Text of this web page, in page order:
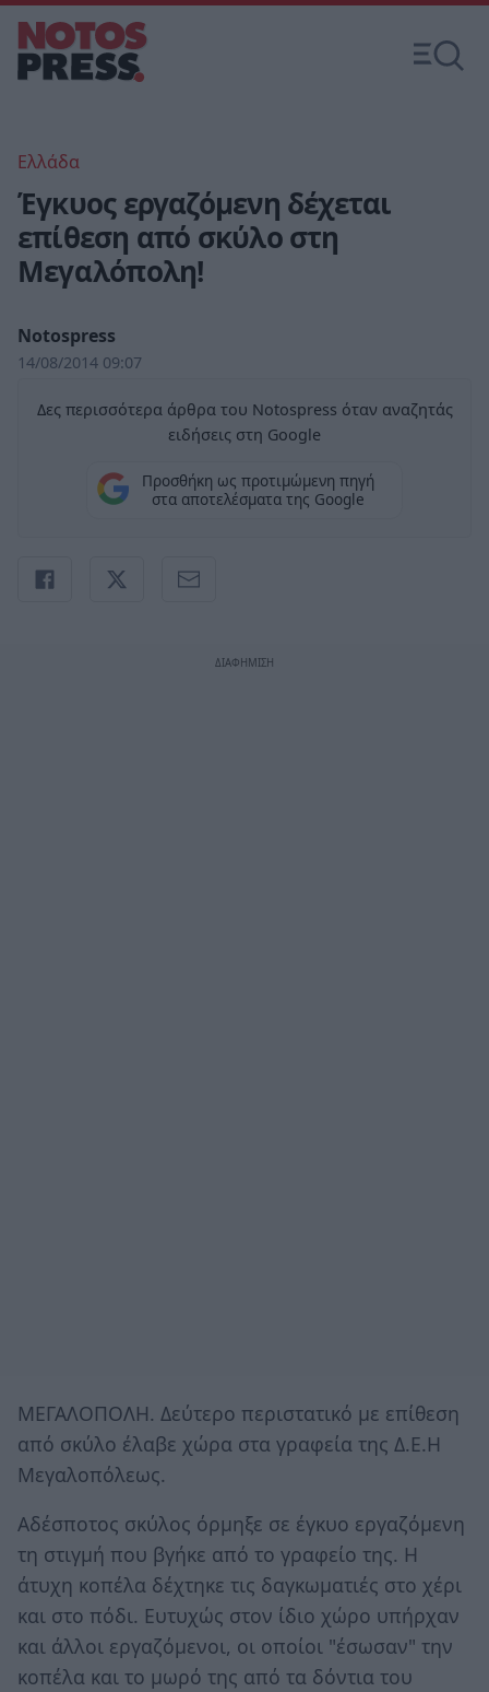
Ελλάδα
Έγκυος εργαζόμενη δέχεται
επίθεση από σκύλο στη
Μεγαλόπολη!
Notospress
14/08/2014 09:07
Δες περισσότερα άρθρα του Notospress όταν αναζητάς
ειδήσεις στη Google
Προσθήκη ως προτιμώμενη πηγή
στα αποτελέσματα της Google
ΜΕΓΑΛΟΠΟΛΗ. Δεύτερο περιστατικό με επίθεση
από σκύλο έλαβε χώρα στα γραφεία της Δ.Ε.Η
Μεγαλοπόλεως.
Αδέσποτος σκύλος όρμηξε σε έγκυο εργαζόμενη
τη στιγμή που βγήκε από το γραφείο της. Η
άτυχη κοπέλα δέχτηκε τις δαγκωματιές στο χέρι
και στο πόδι. Ευτυχώς στον ίδιο χώρο υπήρχαν
και άλλοι εργαζόμενοι, οι οποίοι "έσωσαν" την
κοπέλα και το μωρό της από τα δόντια του